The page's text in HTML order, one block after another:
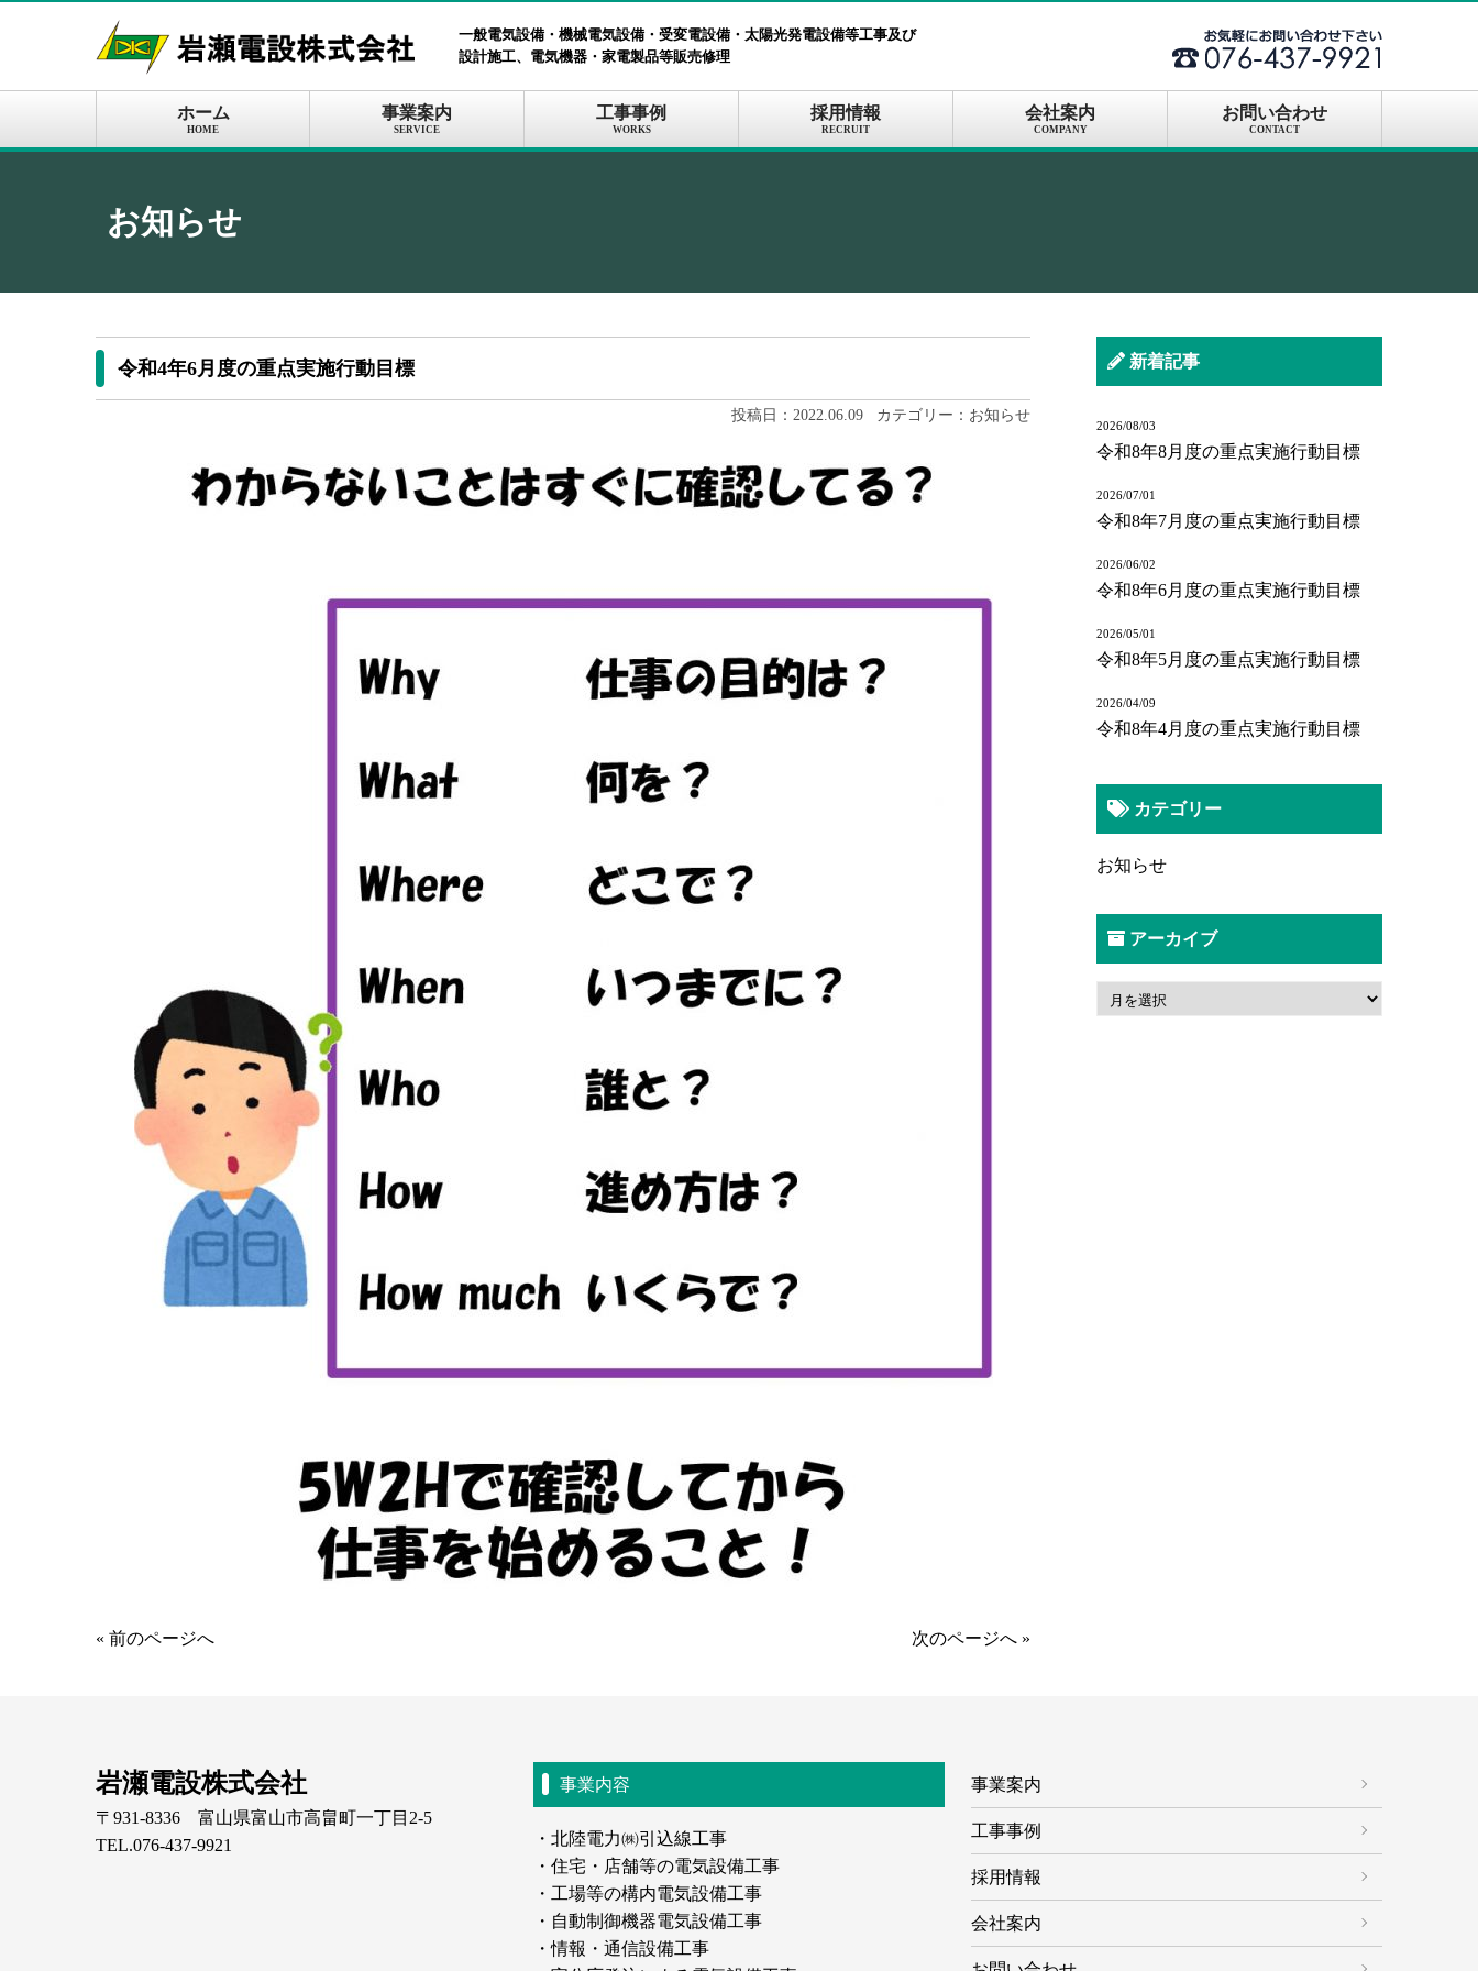
一般電気設備・機械電気設備・受変電設備・太陽光発電設備等工事及び
設計施工、電気機器・家電製品等販売修理
ホーム
HOME
事業案内
SERVICE
工事事例
WORKS
採用情報
RECRUIT
会社案内
COMPANY
お問い合わせ
CONTACT
お知らせ
令和4年6月度の重点実施行動目標
投稿日： 2022.06.09 カテゴリー： お知らせ
« 前のページへ 次のページへ »
新着記事
2026/08/03
令和8年8月度の重点実施行動目標
2026/07/01
令和8年7月度の重点実施行動目標
2026/06/02
令和8年6月度の重点実施行動目標
2026/05/01
令和8年5月度の重点実施行動目標
2026/04/09
令和8年4月度の重点実施行動目標
カテゴリー
お知らせ
アーカイブ
岩瀬電設株式会社
〒931-8336 富山県富山市高畠町一丁目2-5
TEL.076-437-9921
事業内容
北陸電力㈱引込線工事
住宅・店舗等の電気設備工事
工場等の構内電気設備工事
自動制御機器電気設備工事
情報・通信設備工事
事業案内
工事事例
採用情報
会社案内